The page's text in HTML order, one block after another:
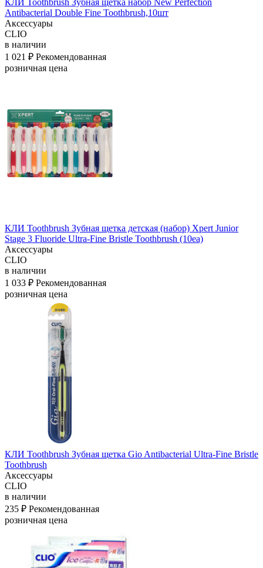
КЛИ Toothbrush Зубная щетка набор New Perfection
Antibacterial Double Fine Toothbrush,10шт
Аксессуары
CLIO
в наличии
1 021 ₽ Рекомендованная
розничная цена
КЛИ Toothbrush Зубная щетка детская (набор) Xpert Junior
Stage 3 Fluoride Ultra-Fine Bristle Toothbrush (10ea)
Аксессуары
CLIO
в наличии
1 033 ₽ Рекомендованная
розничная цена
КЛИ Toothbrush Зубная щетка Gio Antibacterial Ultra-Fine Bristle
Toothbrush
Аксессуары
CLIO
в наличии
235 ₽ Рекомендованная
розничная цена